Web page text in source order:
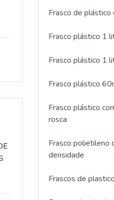
Frasco de
Frasco plástico 1
Frasco plástico 1
Frasco plástico
Frasco plástico
rosca
Frasco polietileno
densidade
Frascos de